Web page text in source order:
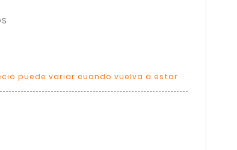
puede variar cuando vuelva a estar